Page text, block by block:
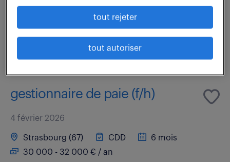
précise et efficace des processus de paie et...
gestionnaire de paie (f/h)
4 février 2026
Strasbourg (67) CDD
6 mois
30 000 - 32 000 € / an
tout rejeter
tout autoriser